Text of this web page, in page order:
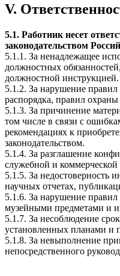
V.
5.1. Работник несет
законодательством
5.1.1. За ненадлежащее
должностных
должностной инструкцией.
5.1.2. За нарушение правил
распорядка, правил
5.1.3. За причинение
том числе в связи с
рекомендациях к
законодательством.
5.1.4. За разглашение
служебной и
5.1.5. За недостоверность
научных отчетах,
5.1.6. За нарушение
музейными предметами и
5.1.7. За несоблюдение
установленных планами и
5.1.8. За невыполнение
непосредственного